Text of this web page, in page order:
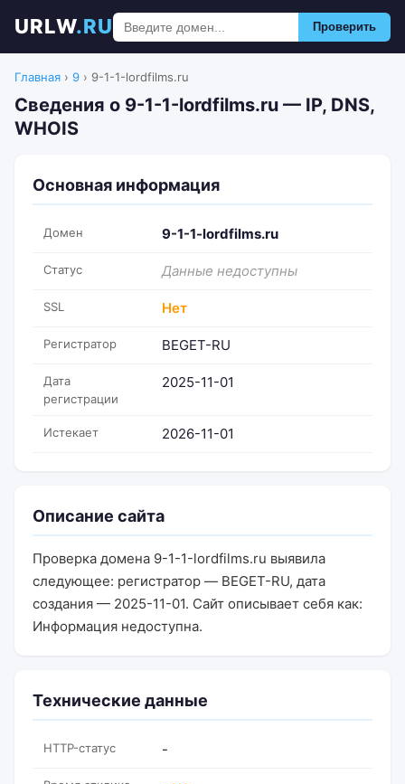
URLW.RU Проверить
Главная › 9 › 9-1-1-lordfilms.ru
Сведения о 9-1-1-lordfilms.ru — IP, DNS,
WHOIS
Основная информация
Домен 9-1-1-lordfilms.ru
Статус Данные недоступны
SSL Нет
Регистратор BEGET-RU
Дата
регистрации
2025-11-01
Истекает 2026-11-01
Описание сайта
Проверка домена 9-1-1-lordfilms.ru выявила
следующее: регистратор — BEGET-RU, дата
создания — 2025-11-01. Сайт описывает себя как:
Информация недоступна.
Технические данные
HTTP-статус -